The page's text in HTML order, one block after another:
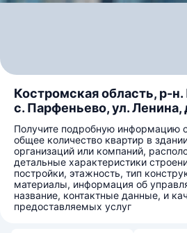
Костромская область, р-
с. Парфеньево, ул. Ленина,
Получите подробную информацию
общее количество квартир в
организаций или компаний,
детальные характеристики
постройки, этажность, тип
материалы, информация об
название, контактные данные, и
предоставляемых услуг